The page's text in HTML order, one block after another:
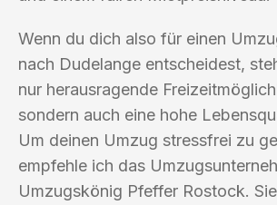
Wenn du dich also für einen
nach Dudelange entscheidest,
nur herausragende
sondern auch eine hohe
Um deinen Umzug stressfrei zu
empfehle ich das
Umzugskönig Pfeffer Rostock.